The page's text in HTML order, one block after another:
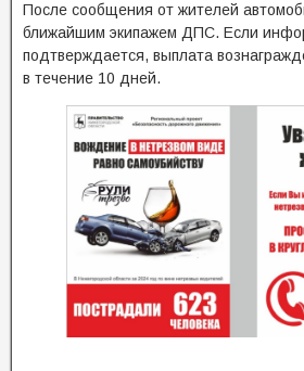
После сообщения от жителей
ближайшим экипажем ДПС. Если
подтверждается, выплата
в течение 10 дней.